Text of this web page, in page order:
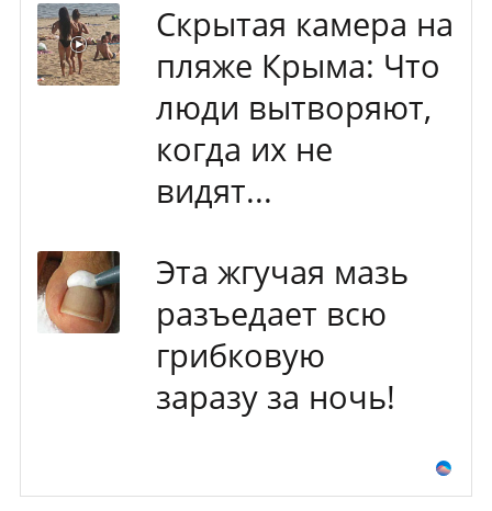
Скрытая камера на
пляже Крыма: Что
люди вытворяют,
когда их не
видят...
Эта жгучая мазь
разъедает всю
грибковую
заразу за ночь!